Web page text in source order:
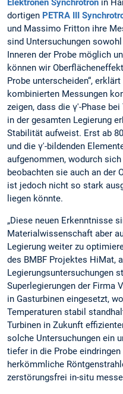
Elektronen Synchrotron in
dortigen PETRA III
und Massimo Fritton ihre
sind Untersuchungen
Inneren der Probe möglich
können wir
Probe unterscheiden“,
kombinierten Messungen
zeigen, dass die γ'-Phase
in der gesamten Legierung
Stabilität aufweist. Erst ab
und die γ'-bildenden
aufgenommen, wodurch
beobachten sie auch an der
ist jedoch nicht so stark
liegen könnte.
„Diese neuen Erkenntnisse
Materialwissenschaft aber
Legierung weiter zu
des BMBF Projektes HiMat,
Legierungsuntersuchungen
Superlegierungen der Firma
in Gasturbinen eingesetzt,
Temperaturen stabil
Turbinen in Zukunft
solche Untersuchungen ein
tiefer in die Probe
herkömmliche
zerstörungsfrei in-situ